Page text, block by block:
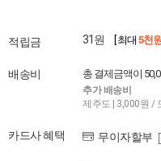
적립금 31원 [ 최대 5천원
배송비 총 결제금액이
추가 배송비
제주도 | 3,000원 /
카드사 혜택 무이자할부